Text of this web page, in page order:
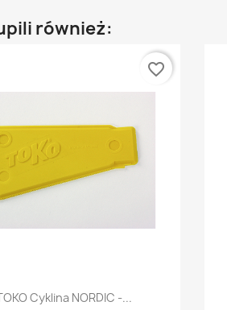
również:
Szybki podgląd
Cyklina NORDIC -...
favorite_border